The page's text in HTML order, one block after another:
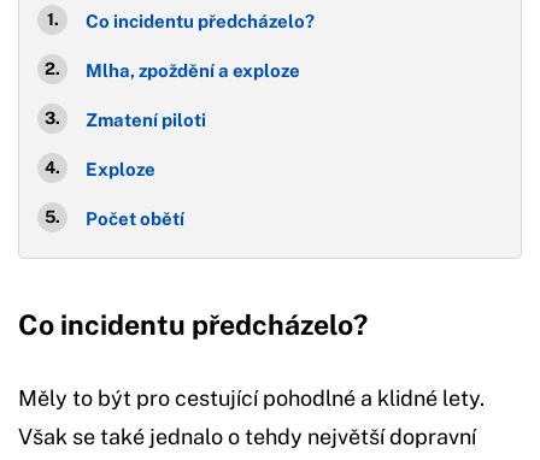
Co incidentu předcházelo?
Mlha, zpoždění a exploze
Zmatení piloti
Exploze
Počet obětí
Co incidentu předcházelo?
Měly to být pro cestující pohodlné a klidné lety.
Však se také jednalo o tehdy největší dopravní